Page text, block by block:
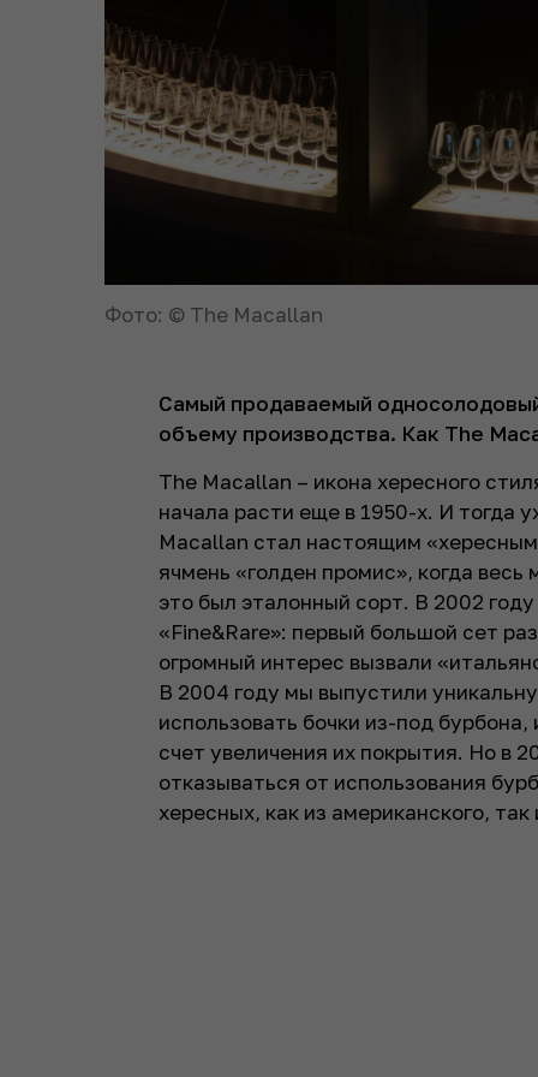
Фото: © The Macallan
Самый продаваемый
объему производства. Как The
The Macallan – икона хересного
начала расти еще в 1950-х. И тогда
Macallan стал настоящим
ячмень «голден промис», когда
это был эталонный сорт. В 2002
«Fine&Rare»: первый большой сет
огромный интерес вызвали
В 2004 году мы выпустили
использовать бочки из-под
счет увеличения их покрытия. Но в
отказываться от использования
хересных, как из американского,